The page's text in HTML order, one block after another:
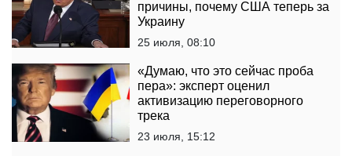
причины, почему США теперь за
Украину
25 июля, 08:10
«Думаю, что это сейчас проба
пера»: эксперт оценил
активизацию переговорного
трека
23 июля, 15:12